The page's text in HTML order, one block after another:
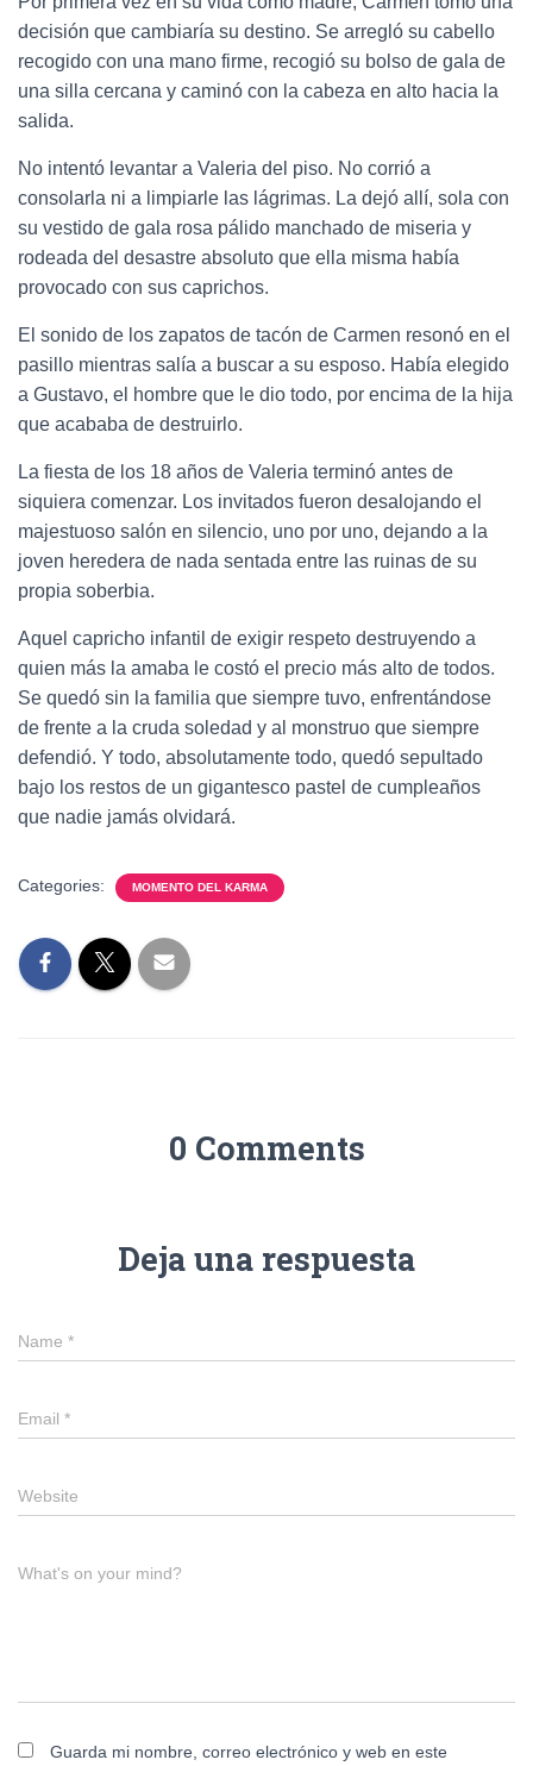
decisión que cambiaría su destino. Se arregló su cabello
recogido con una mano firme, recogió su bolso de gala de
una silla cercana y caminó con la cabeza en alto hacia la
salida.
No intentó levantar a Valeria del piso. No corrió a
consolarla ni a limpiarle las lágrimas. La dejó allí, sola con
su vestido de gala rosa pálido manchado de miseria y
rodeada del desastre absoluto que ella misma había
provocado con sus caprichos.
El sonido de los zapatos de tacón de Carmen resonó en el
pasillo mientras salía a buscar a su esposo. Había elegido
a Gustavo, el hombre que le dio todo, por encima de la hija
que acababa de destruirlo.
La fiesta de los 18 años de Valeria terminó antes de
siquiera comenzar. Los invitados fueron desalojando el
majestuoso salón en silencio, uno por uno, dejando a la
joven heredera de nada sentada entre las ruinas de su
propia soberbia.
Aquel capricho infantil de exigir respeto destruyendo a
quien más la amaba le costó el precio más alto de todos.
Se quedó sin la familia que siempre tuvo, enfrentándose
de frente a la cruda soledad y al monstruo que siempre
defendió. Y todo, absolutamente todo, quedó sepultado
bajo los restos de un gigantesco pastel de cumpleaños
que nadie jamás olvidará.
Categories: MOMENTO DEL KARMA
0 Comments
Deja una respuesta
Name *
Email *
Website
What's on your mind?
Guarda mi nombre, correo electrónico y web en este